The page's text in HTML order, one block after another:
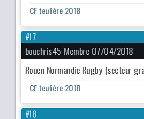
CF teulière 2018
#17
bouchris45 Membre 07/04/2018
Rouen Normandie Rugby (secteur
CF teulière 2018
#18